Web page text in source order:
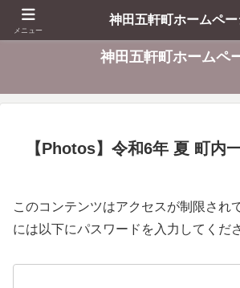
東京都千代田区
神田五軒町ホームペ
【Photos】令和6年 夏 町内
このコンテンツはアクセスが制限され
には以下にパスワードを入力してくだ
メニュー
神田五軒町ホームペー